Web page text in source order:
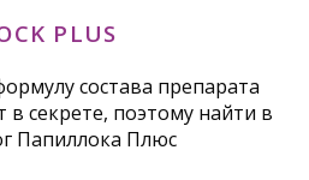
PLUS
состава препарата
секрете, поэтому найти в
Папиллока Плюс